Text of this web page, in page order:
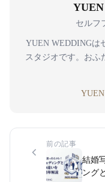
セルフ
YUEN WEDDINGは
スタジオです。おふ
前の記事
結婚
ング